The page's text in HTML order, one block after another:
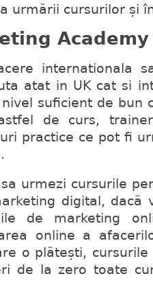
urmării cursurilor și
Academy
internationala
atat in UK cat si
suficient de bun
de curs,
practice ce pot fi
urmezi cursurile
digital, dacă
de marketing
online a
o plătești,
de la zero toate